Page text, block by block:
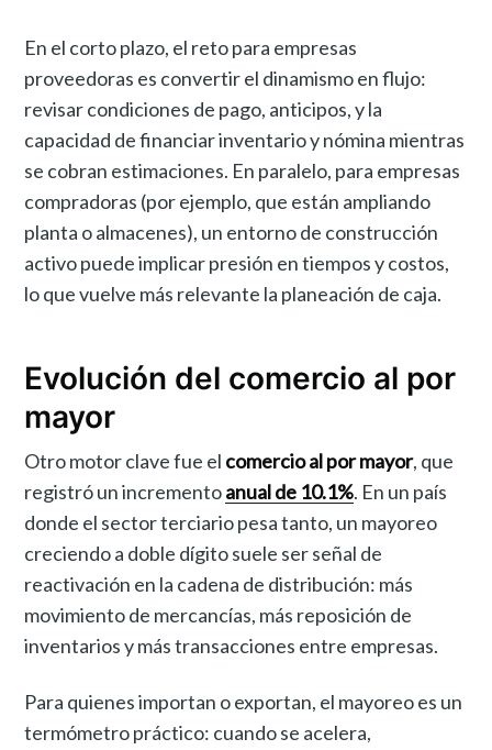
En el corto plazo, el reto para empresas
proveedoras es convertir el dinamismo en flujo:
revisar condiciones de pago, anticipos, y la
capacidad de financiar inventario y nómina mientras
se cobran estimaciones. En paralelo, para empresas
compradoras (por ejemplo, que están ampliando
planta o almacenes), un entorno de construcción
activo puede implicar presión en tiempos y costos,
lo que vuelve más relevante la planeación de caja.
Evolución del comercio al por
mayor
Otro motor clave fue el comercio al por mayor, que
registró un incrementoanual de 10.1%. En un país
donde el sector terciario pesa tanto, un mayoreo
creciendo a doble dígito suele ser señal de
reactivación en la cadena de distribución: más
movimiento de mercancías, más reposición de
inventarios y más transacciones entre empresas.
Para quienes importan o exportan, el mayoreo es un
termómetro práctico: cuando se acelera,